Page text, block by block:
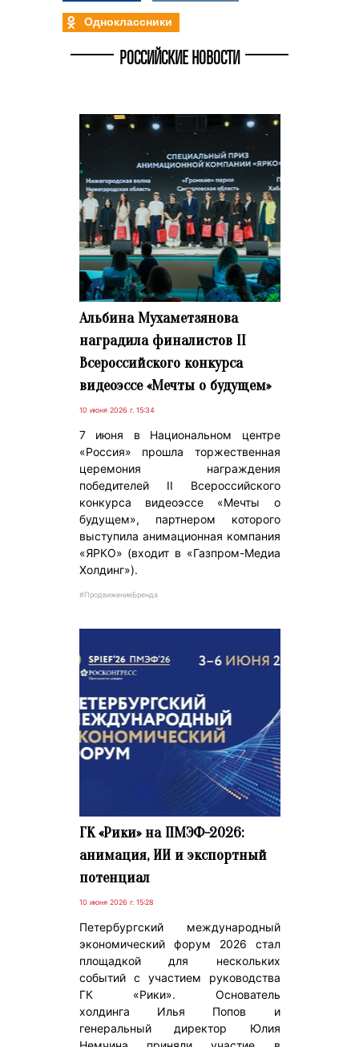
Одноклассники
РОССИЙСКИЕ НОВОСТИ
Альбина Мухаметзянова
наградила финалистов II
Всероссийского конкурса
видеоэссе «Мечты о будущем»
10 июня 2026 г. 15:34
7 июня в Национальном центре
«Россия» прошла торжественная
церемония награждения
победителей II Всероссийского
конкурса видеоэссе «Мечты о
будущем», партнером которого
выступила анимационная компания
«ЯРКО» (входит в «Газпром-Медиа
Холдинг»).
#ПродвижениеБренда
ГК «Рики» на ПМЭФ-2026:
анимация, ИИ и экспортный
потенциал
10 июня 2026 г. 15:28
Петербургский международный
экономический форум 2026 стал
площадкой для нескольких
событий с участием руководства
ГК «Рики». Основатель
холдинга Илья Попов и
генеральный директор Юлия